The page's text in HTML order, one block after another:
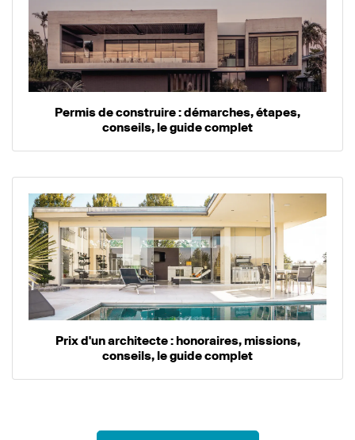
Permis de construire : démarches, étapes,
conseils, le guide complet
Prix d'un architecte : honoraires, missions,
conseils, le guide complet